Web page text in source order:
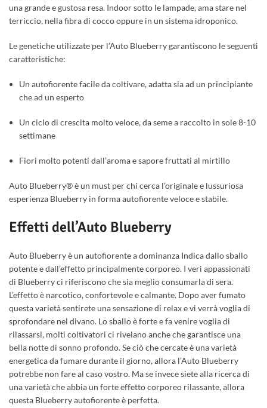
una grande e gustosa resa. Indoor sotto le lampade, ama stare nel
terriccio, nella fibra di cocco oppure in un sistema idroponico.
Le genetiche utilizzate per l’Auto Blueberry garantiscono le seguenti
caratteristiche:
Un autofiorente facile da coltivare, adatta sia ad un principiante
che ad un esperto
Un ciclo di crescita molto veloce, da seme a raccolto in sole 8-10
settimane
Fiori molto potenti dall’aroma e sapore fruttati al mirtillo
Auto Blueberry® è un must per chi cerca l’originale e lussuriosa
esperienza Blueberry in forma autofiorente veloce e stabile.
Effetti dell’Auto Blueberry
Auto Blueberry è un autofiorente a dominanza Indica dallo sballo
potente e dall’effetto principalmente corporeo. I veri appassionati
di Blueberry ci riferiscono che sia meglio consumarla di sera.
L’effetto è narcotico, confortevole e calmante. Dopo aver fumato
questa varietà sentirete una sensazione di relax e vi verrà voglia di
sprofondare nel divano. Lo sballo è forte e fa venire voglia di
rilassarsi, molti coltivatori ci rivelano anche che garantisce una
bella notte di sonno profondo. Se ciò che cercate è una varietà
energetica da fumare durante il giorno, allora l’Auto Blueberry
potrebbe non fare al caso vostro. Ma se invece siete alla ricerca di
una varietà che abbia un forte effetto corporeo rilassante, allora
questa Blueberry autofiorente è perfetta.